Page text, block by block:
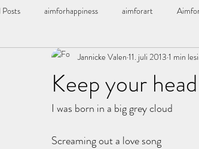
aimforhappiness aimforart
All you need is love bad
Boligstyling blomster Borddekking
Keep your
Jannicke Valen 11. juli 2013 1 min
I was born in a big grey cloud
Screaming out a love song